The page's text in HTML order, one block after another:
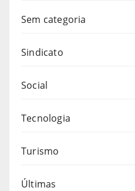
Sem categoria
Sindicato
Social
Tecnologia
Turismo
Últimas